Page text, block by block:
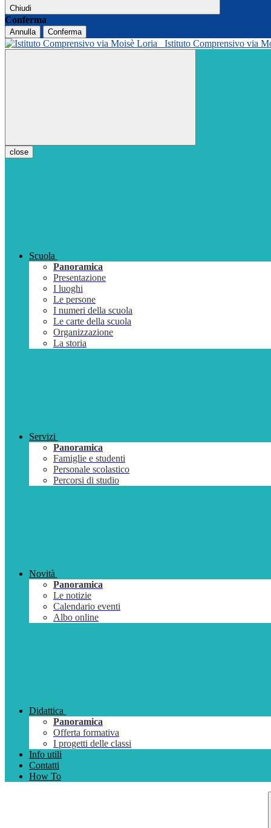
Chiudi
Conferma
Annulla Conferma
Istituto Comprensivo via
close
Scuola
Panoramica
Presentazione
I luoghi
Le persone
I numeri della scuola
Le carte della scuola
Organizzazione
La storia
Servizi
Panoramica
Famiglie e studenti
Personale scolastico
Percorsi di studio
Novità
Panoramica
Le notizie
Calendario eventi
Albo online
Didattica
Panoramica
Offerta formativa
I progetti delle classi
Info utili
Contatti
How To